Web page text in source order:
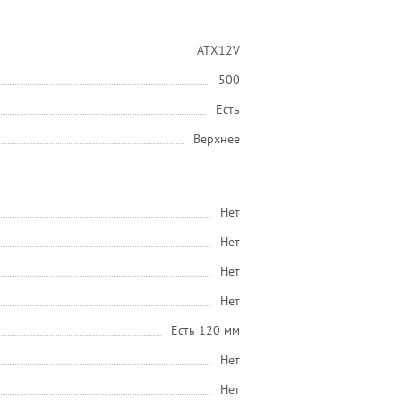
ATX12V
500
Есть
Верхнее
Нет
Нет
Нет
Нет
Есть 120 мм
Нет
Нет